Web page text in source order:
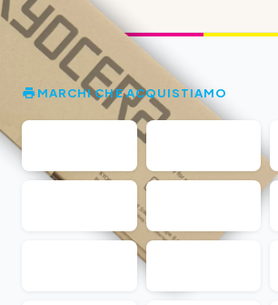
MARCHI CHE ACQUISTIAMO